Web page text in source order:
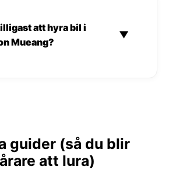
att hyra bil i
Mueang?
▼
guider (så du blir
att lura)